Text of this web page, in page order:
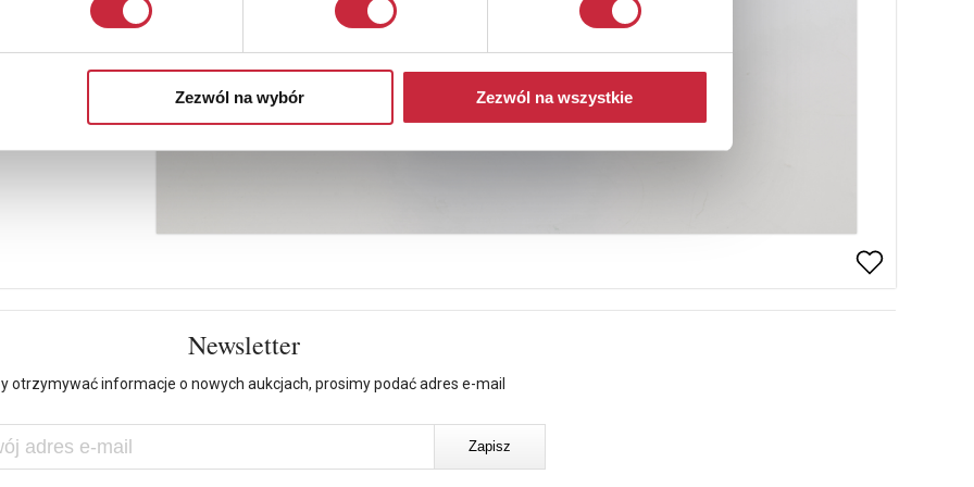
Zezwól na wybór Zezwól na wszystkie
Newsletter
otrzymywać informacje o nowych aukcjach, prosimy podać adres e-mail